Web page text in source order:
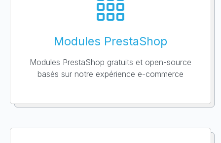
Modules PrestaShop
Modules PrestaShop gratuits et open-source
basés sur notre expérience e-commerce